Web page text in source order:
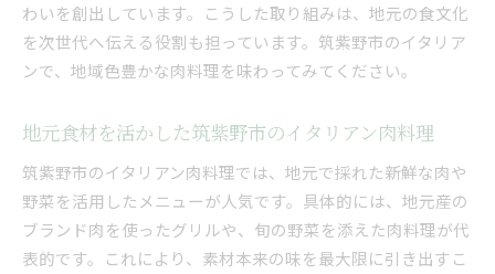
わいを創出しています。こうした取り組みは、地元の食文化
を次世代へ伝える役割も担っています。筑紫野市のイタリア
ンで、地域色豊かな肉料理を味わってみてください。
地元食材を活かした筑紫野市のイタリアン肉料理
筑紫野市のイタリアン肉料理では、地元で採れた新鮮な肉や
野菜を活用したメニューが人気です。具体的には、地元産の
ブランド肉を使ったグリルや、旬の野菜を添えた肉料理が代
表的です。これにより、素材本来の味を最大限に引き出すこ